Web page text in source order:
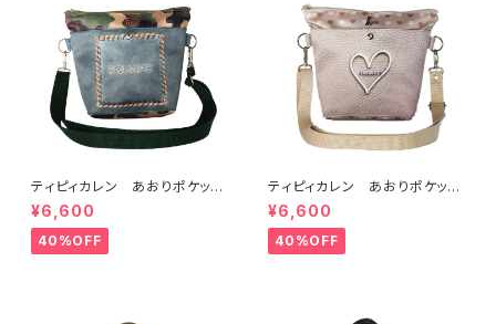
ティピィカレン あおりポケット
スクエアショルダーバッグ
¥6,600
40%OFF
ティピィカレン あおりポケット
ハートショルダーバッグ
¥6,600
40%OFF